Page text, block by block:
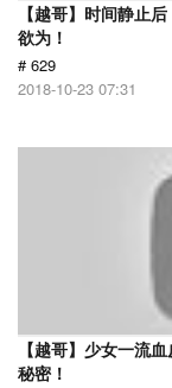
【越哥】时间静止
欲为！
# 629
2018-10-23 07:31
【越哥】少女一流
秘密！